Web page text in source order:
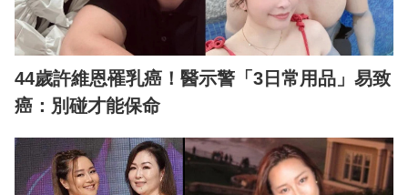
44歲許維恩罹乳癌！醫示警「3日常用品」易致
癌：別碰才能保命